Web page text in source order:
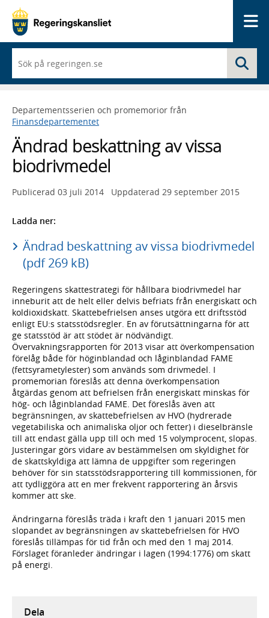
du
börjar
skriva
framträder
en
lista
med
sökförslag
Departementsserien och promemorior från
Finansdepartementet
Ändrad beskattning av vissa
biodrivmedel
Publicerad 03 juli 2014 Uppdaterad 29 september 2015
Ladda ner:
Ändrad beskattning av vissa biodrivmedel
(pdf 269 kB)
Regeringens skattestrategi för hållbara biodrivmedel har
inneburit att de helt eller delvis befriats från energiskatt och
koldioxidskatt. Skattebefrielsen anses utgöra ett driftsstöd
enligt EU:s statsstödsregler. En av förutsättningarna för att
ge statsstöd är att stödet är nödvändigt.
Övervakningsrapporten för 2013 visar att överkompensation
förelåg både för höginblandad och låginblandad FAME
(fettsyrametylester) som används som drivmedel. I
promemorian föreslås att denna överkompensation
åtgärdas genom att befrielsen från energiskatt minskas för
hög- och låginblandad FAME. Det föreslås även att
begränsningen, av skattebefrielsen av HVO (hydrerade
vegetabiliska och animaliska oljor och fetter) i dieselbränsle
till att endast gälla upp till och med 15 volymprocent, slopas.
Justeringar görs vidare av bestämmelsen om skyldighet för
de skattskyldiga att lämna de uppgifter som regeringen
behöver för sin statsstödsrapportering till kommissionen, för
att tydliggöra att en mer frekvent rapportering än årsvis
kommer att ske.
Ändringarna föreslås träda i kraft den 1 januari 2015 men
slopandet av begränsningen av skattebefrielsen för HVO
föreslås tillämpas för tid från och med den 1 maj 2014.
Förslaget föranleder ändringar i lagen (1994:1776) om skatt
på energi.
Dela